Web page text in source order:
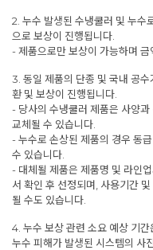
2. 누수 발생된 수냉쿨러 및 누수
으로 보상이 진행됩니다.
- 제품으로만 보상이 가능하며 금
3. 동일 제품의 단종 및 국내 공
환 및 보상이 진행됩니다.
- 당사의 수냉쿨러 제품은 사양
교체될 수 있습니다.
- 누수로 손상된 제품의 경우 동
수 있습니다.
- 대체될 제품은 제품명 및 라인
서 확인 후 선정되며, 사용기간
될 수도 있습니다.
4. 누수 보상 관련 소요 예상 기
누수 피해가 발생된 시스템의 사